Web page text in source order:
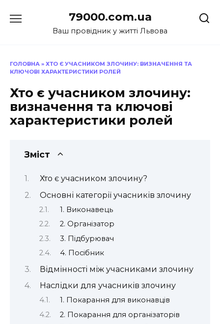
до
79000.com.ua
Ваш провідник у житті Львова
ГОЛОВНА » ХТО Є УЧАСНИКОМ ЗЛОЧИНУ: ВИЗНАЧЕННЯ ТА
КЛЮЧОВІ ХАРАКТЕРИСТИКИ РОЛЕЙ
Хто є учасником злочину:
визначення та ключові
характеристики ролей
Зміст
Хто є учасником злочину?
Основні категорії учасників злочину
1. Виконавець
2. Організатор
3. Підбурювач
4. Посібник
Відмінності між учасниками злочину
Наслідки для учасників злочину
1. Покарання для виконавців
2. Покарання для організаторів